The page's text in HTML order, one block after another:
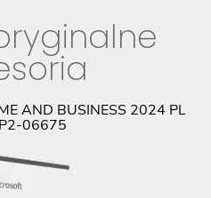
AND BUSINESS 2024 PL
06675